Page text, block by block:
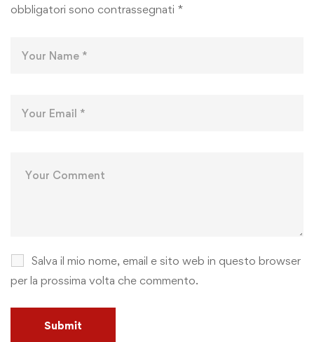
obbligatori sono contrassegnati *
Salva il mio nome, email e sito web in questo browser
per la prossima volta che commento.